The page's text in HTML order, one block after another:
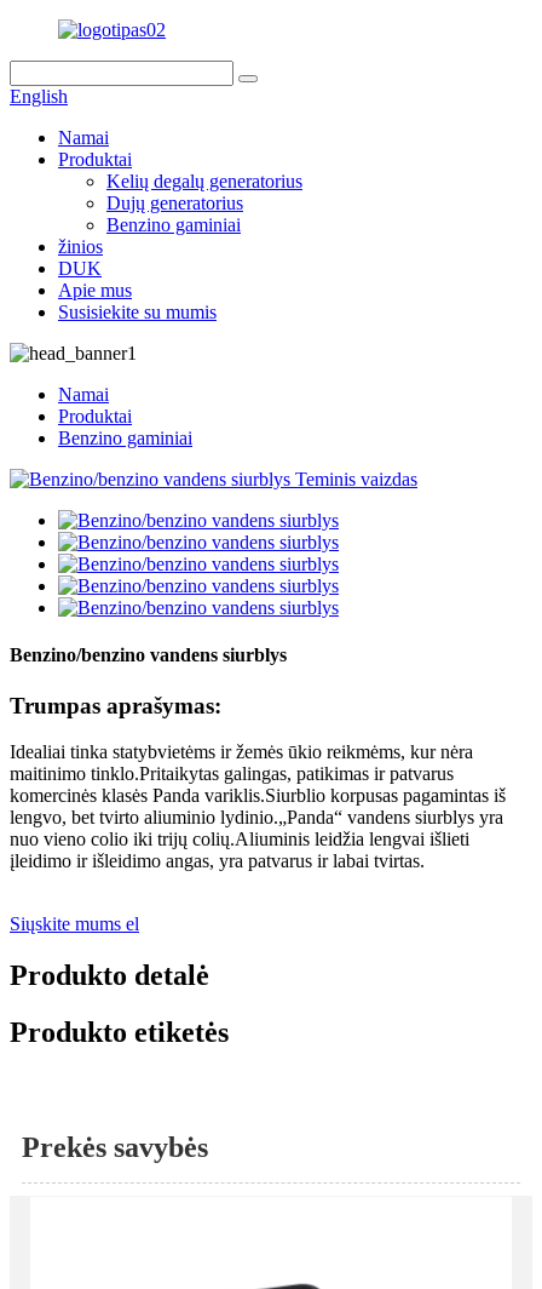
English
Namai
Produktai
Kelių degalų generatorius
Dujų generatorius
Benzino gaminiai
žinios
DUK
Apie mus
Susisiekite su mumis
Namai
Produktai
Benzino gaminiai
Benzino/benzino vandens siurblys
Trumpas aprašymas:
Idealiai tinka statybvietėms ir žemės ūkio reikmėms, kur nėra
maitinimo tinklo.Pritaikytas galingas, patikimas ir patvarus
komercinės klasės Panda variklis.Siurblio korpusas pagamintas iš
lengvo, bet tvirto aliuminio lydinio.„Panda“ vandens siurblys yra
nuo vieno colio iki trijų colių.Aliuminis leidžia lengvai išlieti
įleidimo ir išleidimo angas, yra patvarus ir labai tvirtas.
Siųskite mums el
Produkto detalė
Produkto etiketės
Prekės savybės